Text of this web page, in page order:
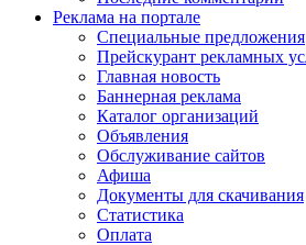
Реклама на портале
Специальные предложения
Прейскурант рекламных
Главная новость
Баннерная реклама
Каталог организаций
Объявления
Обслуживание сайтов
Афиша
Документы для скачивания
Статистика
Оплата